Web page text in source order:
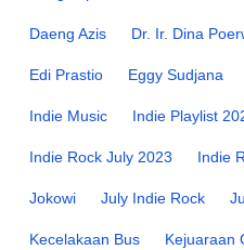
Daeng Azis Dr. Ir. Dina
Edi Prastio Eggy Sudjana
Indie Music Indie Playlist
Indie Rock July 2023 Indie
Jokowi July Indie Rock
Kecelakaan Bus Kejuaraan